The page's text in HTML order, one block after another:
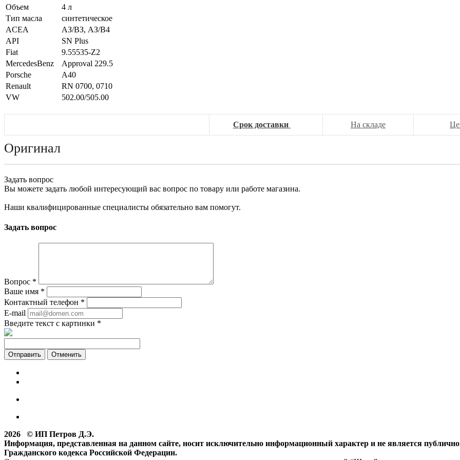
Объем
4 л
Тип масла
синтетическое
ACEA
АЗ/ВЗ, АЗ/В4
API
SN Plus
Fiat
9.55535-Z2
MercedesBenz
Approval 229.5
Porsche
A40
Renault
RN 0700, 0710
VW
502.00/505.00
Срок доставки На складе
Оригинал
Задать вопрос
Вы можете задать любой интересующий вас вопрос по товару или работе магазина.
Наши квалифицированные специалисты обязательно вам помогут.
Задать вопрос
Вопрос *
Ваше имя *
Контактный телефон *
E-mail
Введите текст с картинки *
Отменить
2026 © ИП Петров Д.Э.
Информация, представленная на данном сайте, носит исключительно информационный характер и не является
Гражданского кодекса Российской Федерации.